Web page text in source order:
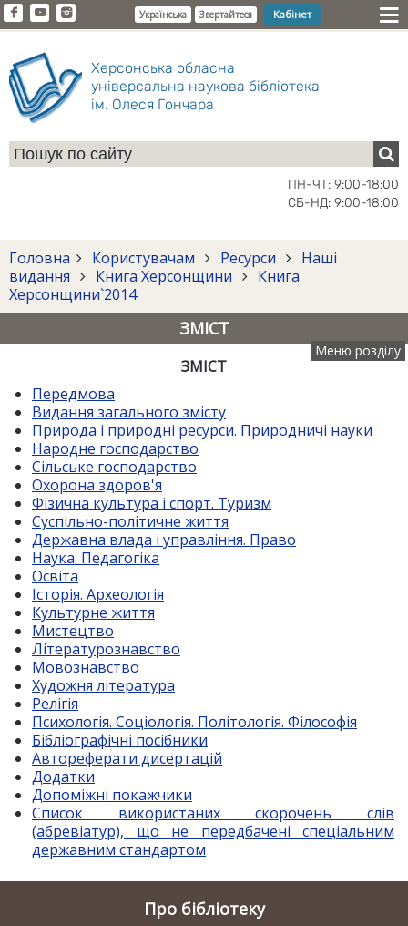
Українська Звертайтеся Кабінет
Херсонська обласна
універсальна наукова бібліотека
ім. Олеся Гончара
ПН-ЧТ: 9:00-18:00
СБ-НД: 9:00-18:00
Головна Користувачам Ресурси
Наші
видання
Книга Херсонщини
Книга
Херсонщини`2014
ЗМІСТ
Меню розділу
ЗМІСТ
Передмова
Видання загального змісту
Природа і природні ресурси. Природничі науки
Народне господарство
Сільське господарство
Охорона здоров'я
Фізична культура і спорт. Туризм
Суспільно-політичне життя
Державна влада і управління. Право
Наука. Педагогіка
Освіта
Історія. Археологія
Культурне життя
Мистецтво
Літературознавство
Мовознавство
Художня література
Релігія
Психологія. Соціологія. Політологія. Філософія
Бібліографічні посібники
Автореферати дисертацій
Додатки
Допоміжні покажчики
Список використаних скорочень слів
(абревіатур), що не передбачені спеціальним
державним стандартом
Про бібліотеку